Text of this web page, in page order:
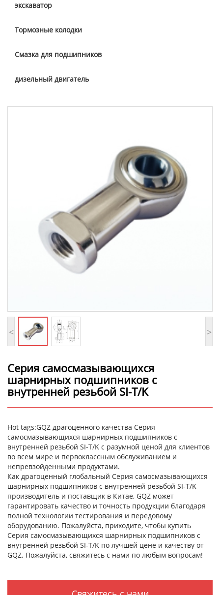
экскаватор
Тормозные колодки
Смазка для подшипников
дизельный двигатель
< >
Серия самосмазывающихся
шарнирных подшипников с
внутренней резьбой SI-T/K
Hot tags:GQZ драгоценного качества Серия
самосмазывающихся шарнирных подшипников с
внутренней резьбой SI-T/K с разумной ценой для клиентов
во всем мире и первоклассным обслуживанием и
непревзойденными продуктами.
Как драгоценный глобальный Серия самосмазывающихся
шарнирных подшипников с внутренней резьбой SI-T/K
производитель и поставщик в Китае, GQZ может
гарантировать качество и точность продукции благодаря
полной технологии тестирования и передовому
оборудованию. Пожалуйста, приходите, чтобы купить
Серия самосмазывающихся шарнирных подшипников с
внутренней резьбой SI-T/K по лучшей цене и качеству от
GQZ. Пожалуйста, свяжитесь с нами по любым вопросам!